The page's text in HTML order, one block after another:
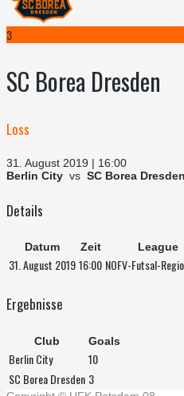
3
SC Borea Dresden
Loss
31. August 2019 | 16:00
Berlin City vs SC Borea Dresden
Details
Datum Zeit League
31. August 201916:00 NOFV-Futsal-
Ergebnisse
Club Goals
Berlin City
10
SC Borea Dresden 3